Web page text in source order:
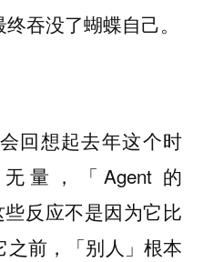
吞没了蝴蝶自己。
回想起去年这个时
量，「Agent 的
反应不是因为它比
前，「别人」根本